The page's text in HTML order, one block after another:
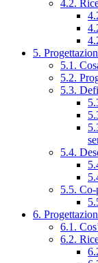
4.2.
5.
5.1.
5.2.
5.3.
5.4.
5.5.
6.
6.1.
6.2.